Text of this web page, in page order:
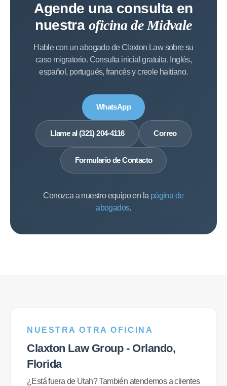
Agende una consulta en
nuestra oficina de Midvale
Hable con un abogado de Claxton Law sobre su
caso migratorio. Consulta inicial gratuita. Inglés,
español, portugués, francés y creole haitiano.
WhatsApp
Llame al (321) 204-4116 Correo
Formulario de Contacto
Conozca a nuestro equipo en la página de
abogados.
NUESTRA OTRA OFICINA
Claxton Law Group - Orlando,
Florida
¿Está fuera de Utah? También atendemos a clientes